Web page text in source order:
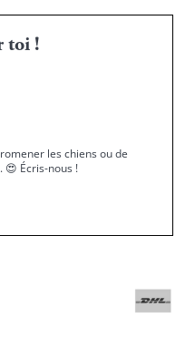
toi !
les chiens ou de
😍 Écris-nous !